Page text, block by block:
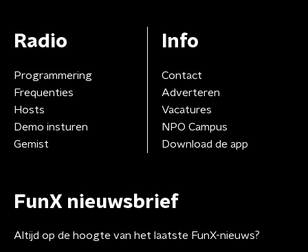
Radio
Programmering
Frequenties
Hosts
Demo insturen
Gemist
Info
Contact
Adverteren
Vacatures
NPO Campus
Download de app
FunX nieuwsbrief
Altijd op de hoogte van het laatste FunX-nieuws?